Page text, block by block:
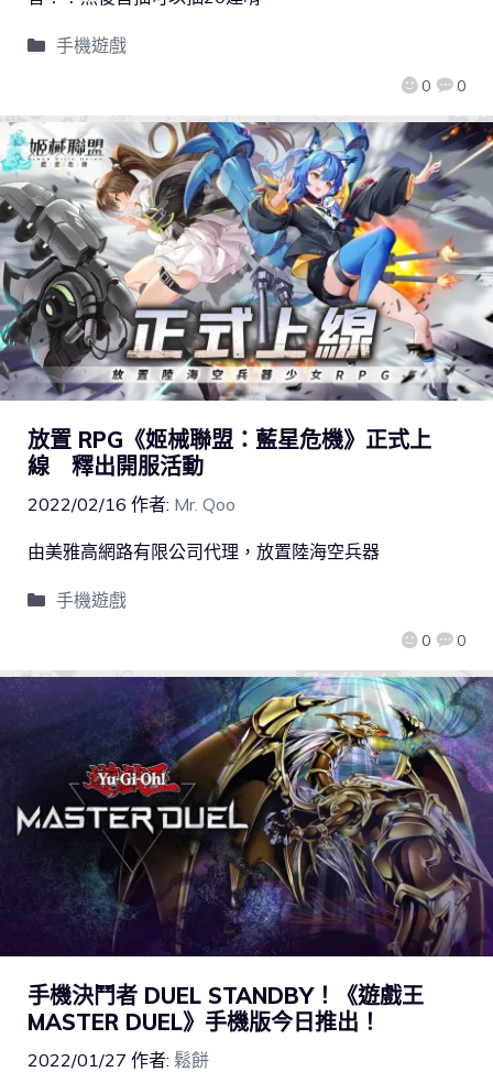
0 0
手機遊戲
放置 RPG《姬械聯盟：藍星危機》正式上
線 釋出開服活動
2022/02/16 作者: Mr. Qoo
0 0
由美雅高網路有限公司代理，放置陸海空兵器
手機遊戲
手機決鬥者 DUEL STANDBY！《遊戲王
MASTER DUEL》手機版今日推出！
2022/01/27 作者: 鬆餅